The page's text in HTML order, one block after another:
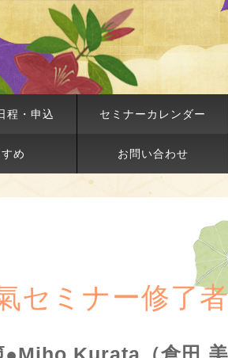
程・申込 セミナーカレンダー
め お問い合わせ
セミナー修了